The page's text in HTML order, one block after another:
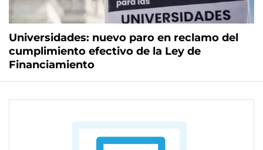
Universidades: nuevo paro en reclamo del
cumplimiento efectivo de la Ley de
Financiamiento